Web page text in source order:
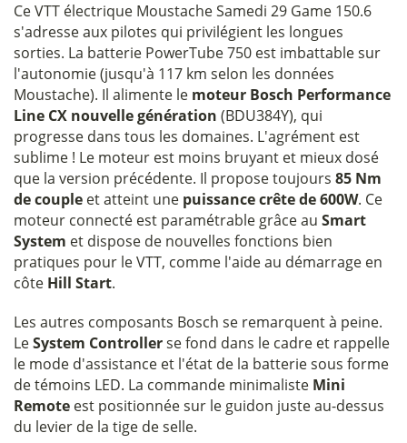
Ce VTT électrique Moustache Samedi 29 Game 150.6
s'adresse aux pilotes qui privilégient les longues
sorties. La batterie PowerTube 750 est imbattable sur
l'autonomie (jusqu'à 117 km selon les données
Moustache). Il alimente le moteur Bosch Performance
Line CX nouvelle génération (BDU384Y), qui
progresse dans tous les domaines. L'agrément est
sublime ! Le moteur est moins bruyant et mieux dosé
que la version précédente. Il propose toujours 85 Nm
de couple et atteint une puissance crête de 600W. Ce
moteur connecté est paramétrable grâce au Smart
System et dispose de nouvelles fonctions bien
pratiques pour le VTT, comme l'aide au démarrage en
côte Hill Start.
Les autres composants Bosch se remarquent à peine.
LeSystem Controllerse fond dans le cadre et rappelle
le mode d'assistance et l'état de la batterie sous forme
de témoins LED. La commande minimaliste Mini
Remote est positionnée sur le guidon juste au-dessus
du levier de la tige de selle.